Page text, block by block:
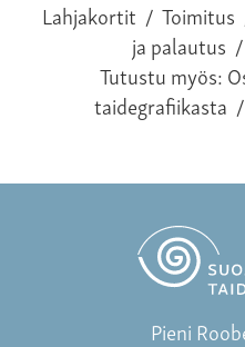
Lahjakortit / Toimitus
ja palautus /
Tutustu myös:
taidegrafiikasta /
Pieni